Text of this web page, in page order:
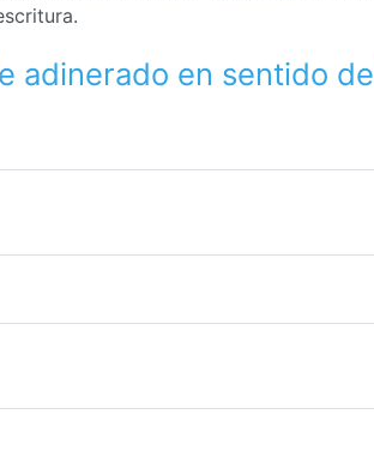
adinerado en sentido de